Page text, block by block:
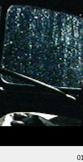
- Der Innenhof
- Steuerung: Hybrid aus
- Kampfsystem
- Eine Flintlock!
- Nahkampf gegen